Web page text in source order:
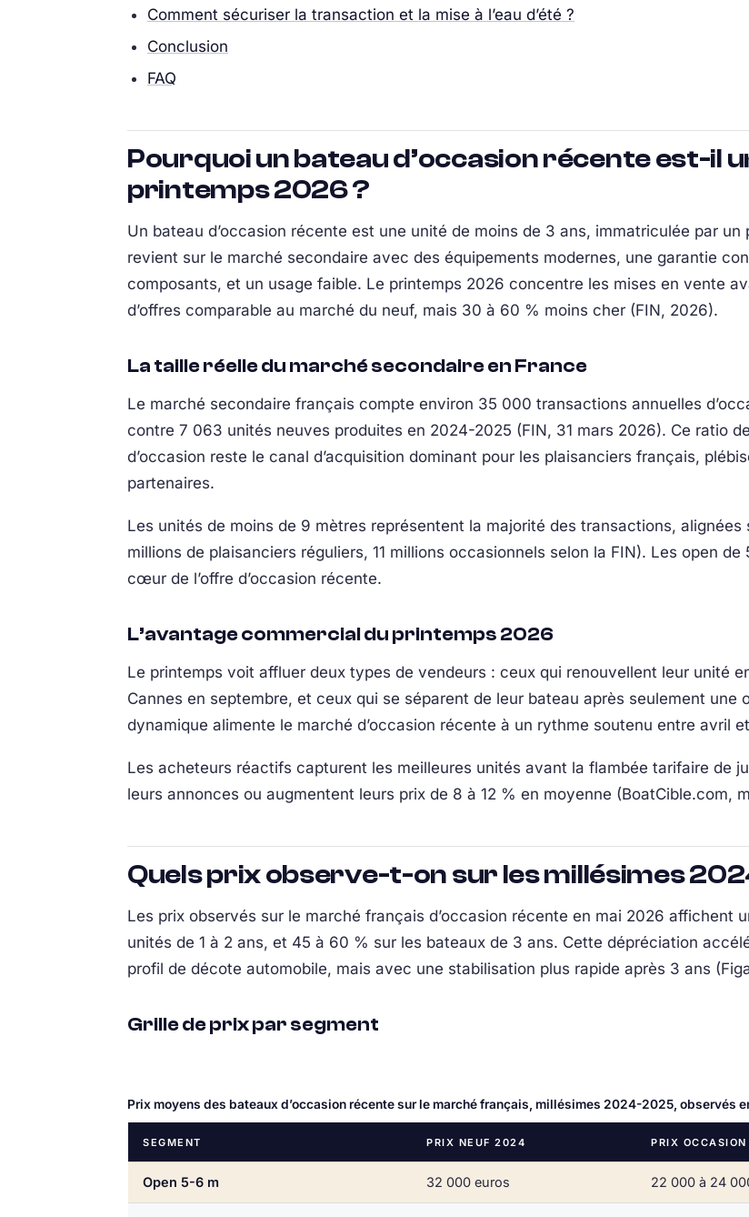
Comment sécuriser la transaction et la mise à l’eau d’été ?
Conclusion
FAQ
Pourquoi un bateau d’occasion récente est-il
printemps 2026 ?
Un bateau d’occasion récente est une unité de moins de 3 ans, immatriculée par
revient sur le marché secondaire avec des équipements modernes, une garantie
composants, et un usage faible. Le printemps 2026 concentre les mises en vente
d’offres comparable au marché du neuf, mais 30 à 60 % moins cher (FIN, 2026).
La taille réelle du marché secondaire en France
Le marché secondaire français compte environ 35 000 transactions annuelles
contre 7 063 unités neuves produites en 2024-2025 (FIN, 31 mars 2026). Ce ratio
d’occasion reste le canal d’acquisition dominant pour les plaisanciers français,
partenaires.
Les unités de moins de 9 mètres représentent la majorité des transactions,
millions de plaisanciers réguliers, 11 millions occasionnels selon la FIN). Les open
cœur de l’offre d’occasion récente.
L’avantage commercial du printemps 2026
Le printemps voit affluer deux types de vendeurs : ceux qui renouvellent leur unité
Cannes en septembre, et ceux qui se séparent de leur bateau après seulement une
dynamique alimente le marché d’occasion récente à un rythme soutenu entre avril
Les acheteurs réactifs capturent les meilleures unités avant la flambée tarifaire de
leurs annonces ou augmentent leurs prix de 8 à 12 % en moyenne (BoatCible.com,
Quels prix observe-t-on sur les millésimes
Les prix observés sur le marché français d’occasion récente en mai 2026 affichent
unités de 1 à 2 ans, et 45 à 60 % sur les bateaux de 3 ans. Cette dépréciation
profil de décote automobile, mais avec une stabilisation plus rapide après 3 ans
Grille de prix par segment
Prix moyens des bateaux d’occasion récente sur le marché français, millésimes 2024-2025, observés
SEGMENT PRIX NEUF 2024 PRIX
Open 5-6 m 32 000 euros 22 000 à 24